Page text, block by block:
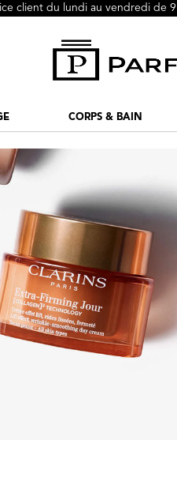
client du lundi au vendredi de
CORPS & BAIN